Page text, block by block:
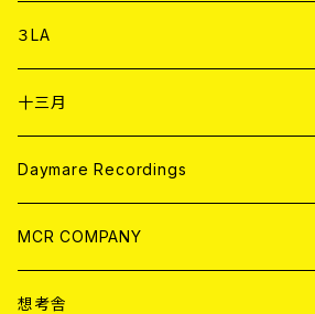
DIGITAL CONTENTS
アナログ
CD
ANALOG
アパレル
３LA
CD
ANALOG
十三月
CD
ANALOG
Daymare Recordings
CD
ANALOG
MCR COMPANY
CD
想考舎